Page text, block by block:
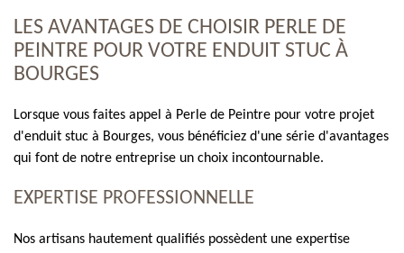
LES AVANTAGES DE CHOISIR PERLE DE
PEINTRE POUR VOTRE ENDUIT STUC À
BOURGES
Lorsque vous faites appel à Perle de Peintre pour votre projet
d'enduit stuc à Bourges, vous bénéficiez d'une série d'avantages
qui font de notre entreprise un choix incontournable.
EXPERTISE PROFESSIONNELLE
Nos artisans hautement qualifiés possèdent une expertise